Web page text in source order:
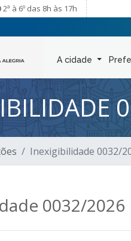
2ª à 6º das 8h às 17h
A cidade
Inexigibilidade 0032/
0032/2026